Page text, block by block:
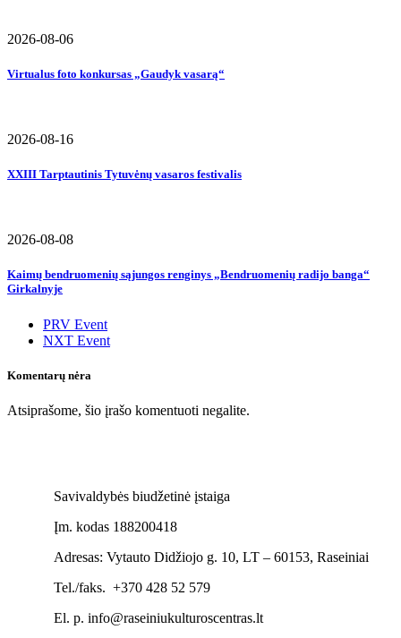
2026-08-06
Virtualus foto konkursas „Gaudyk vasarą“
2026-08-16
XXIII Tarptautinis Tytuvėnų vasaros festivalis
2026-08-08
Kaimų bendruomenių sąjungos renginys „Bendruomenių radijo banga“
Girkalnyje
PRV Event
NXT Event
Komentarų nėra
Atsiprašome, šio įrašo komentuoti negalite.
Savivaldybės biudžetinė įstaiga
Įm. kodas 188200418
Adresas: Vytauto Didžiojo g. 10, LT – 60153, Raseiniai
Tel./faks. +370 428 52 579
El. p. info@raseiniukulturoscentras.lt